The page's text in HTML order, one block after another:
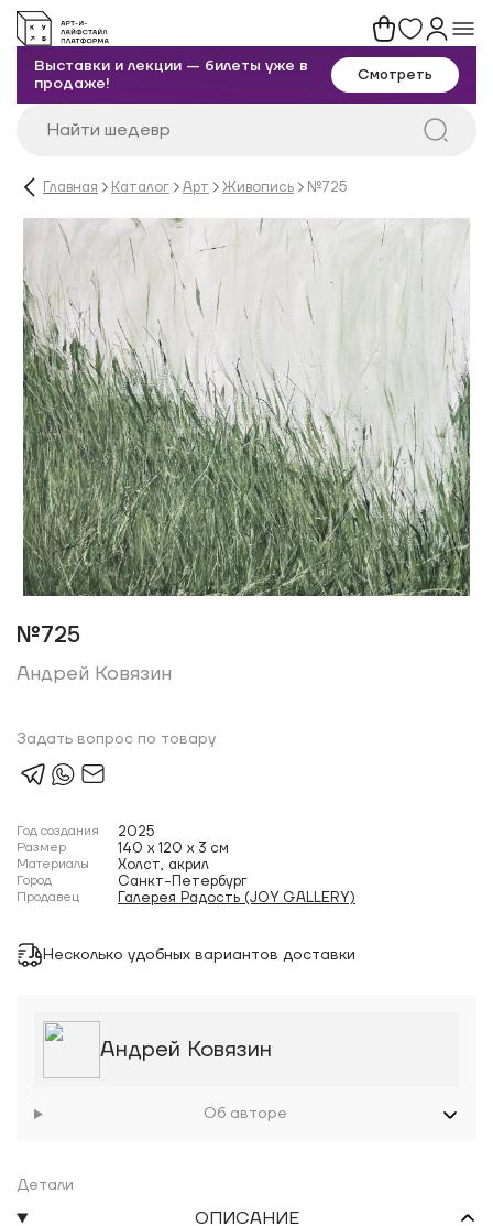
Выставки и лекции — билеты уже в
продаже!
Смотреть
Главная Каталог Арт Живопись №725
№725
Андрей Ковязин
Задать вопрос по товару
Год создания 2025
Размер 140 x 120 x 3 см
Материалы Холст, акрил
Город Санкт-Петербург
Продавец Галерея Радость (JOY GALLERY)
Несколько удобных вариантов доставки
Андрей Ковязин
Об авторе
Детали
ОПИСАНИЕ